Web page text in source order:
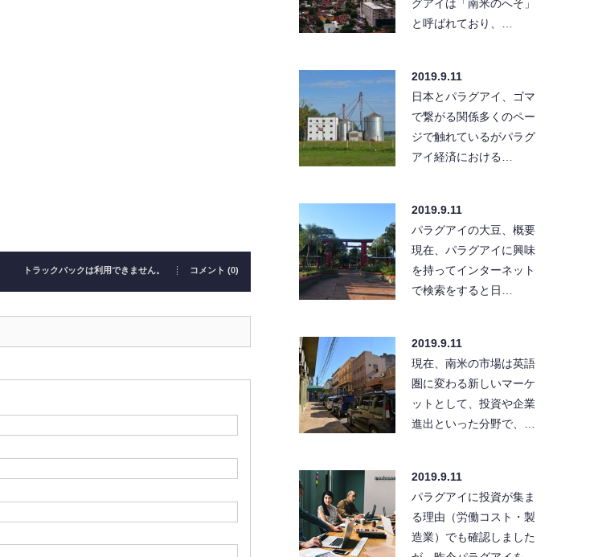
トラックバックは利用できません。 コメント (0)
グアイは「南米のへそ」
と呼ばれており、…
2019.9.11
日本とパラグアイ、ゴマ
で繋がる関係多くのペー
ジで触れているがパラグ
アイ経済における…
2019.9.11
パラグアイの大豆、概要
現在、パラグアイに興味
を持ってインターネット
で検索をすると日…
2019.9.11
現在、南米の市場は英語
圏に変わる新しいマーケ
ットとして、投資や企業
進出といった分野で、…
2019.9.11
パラグアイに投資が集ま
る理由（労働コスト・製
造業）でも確認しました